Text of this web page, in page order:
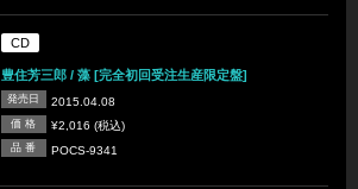
CD
豊住芳三郎 / 藻 [完全初回受注生産限定盤]
発売日 2015.04.08
価 格 ¥2,016 (税込)
品 番 POCS-9341